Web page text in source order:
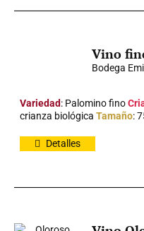
Vino
Bodega
Variedad: Palomino fino
crianza biológicaTamaño:
Detalles